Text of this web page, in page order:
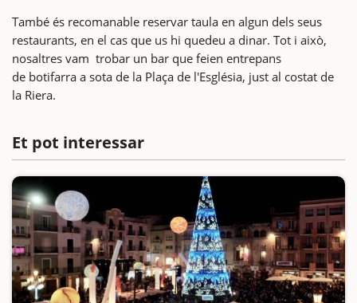
També és recomanable reservar taula en algun dels seus
restaurants, en el cas que us hi quedeu a dinar. Tot i això,
nosaltres vam trobar un bar que feien entrepans
de botifarra a sota de la Plaça de l'Església, just al costat de
la Riera.
Et pot interessar